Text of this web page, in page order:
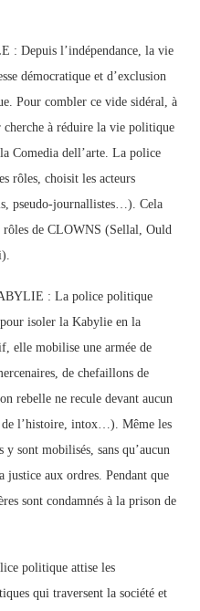
Depuis l’indépendance, la vie
démocratique et d’exclusion
Pour combler ce vide sidéral, à
à réduire la vie politique
Comedia dell’arte. La police
rôles, choisit les acteurs
pseudo-journallistes…). Cela
rôles de CLOWNS (Sellal, Ould
: La police politique
isoler la Kabylie en la
elle mobilise une armée de
de chefaillons de
rebelle ne recule devant aucun
l’histoire, intox…). Même les
y sont mobilisés, sans qu’aucun
justice aux ordres. Pendant que
sont condamnés à la prison de
politique attise les
qui traversent la société et